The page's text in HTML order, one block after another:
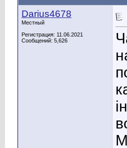
Darius4678
Местный
Регистрация: 11.06.2021
Сообщений: 5,626